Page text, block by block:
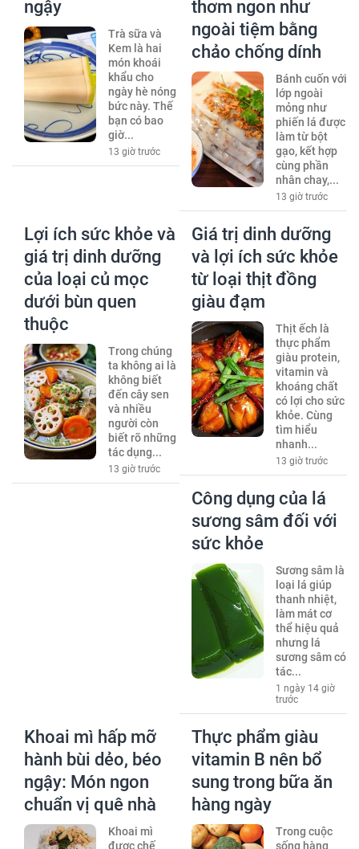
ngậy
Trà sữa và
Kem là hai
món khoái
khẩu cho
ngày hè nóng
bức này. Thế
bạn có bao
giờ...
13 giờ trước
thơm ngon như
ngoài tiệm bằng
chảo chống dính
Bánh cuốn với
lớp ngoài
mỏng như
phiến lá được
làm từ bột
gạo, kết hợp
cùng phần
nhân chay,...
13 giờ trước
Lợi ích sức khỏe và
giá trị dinh dưỡng
của loại củ mọc
dưới bùn quen
thuộc
Trong chúng
ta không ai là
không biết
đến cây sen
và nhiều
người còn
biết rõ những
tác dụng...
13 giờ trước
Giá trị dinh dưỡng
và lợi ích sức khỏe
từ loại thịt đồng
giàu đạm
Thịt ếch là
thực phẩm
giàu protein,
vitamin và
khoáng chất
có lợi cho sức
khỏe. Cùng
tìm hiểu
nhanh...
13 giờ trước
Công dụng của lá
sương sâm đối với
sức khỏe
Sương sâm là
loại lá giúp
thanh nhiệt,
làm mát cơ
thể hiệu quả
nhưng lá
sương sâm có
tác...
1 ngày 14 giờ
trước
Khoai mì hấp mỡ
hành bùi dẻo, béo
ngậy: Món ngon
chuẩn vị quê nhà
Khoai mì
được chế
Thực phẩm giàu
vitamin B nên bổ
sung trong bữa ăn
hàng ngày
Trong cuộc
sống hàng